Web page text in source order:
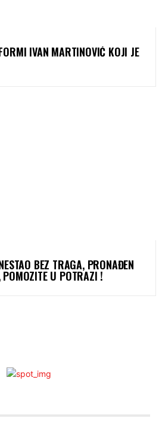
IVAN MARTINOVIĆ KOJI JE
BEZ TRAGA, PRONAĐEN
U POTRAZI !